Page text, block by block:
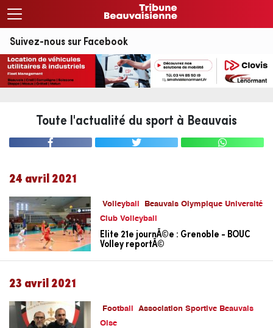
Suivez-nous sur Facebook
Toute l'actualité du sport à Beauvais
24 avril 2021
Volleyball
Beauvais Olympique Université
Club Volleyball
Elite 21e journÃ©e : Grenoble - BOUC
Volley reportÃ©
23 avril 2021
Football
Association Sportive Beauvais
Oise